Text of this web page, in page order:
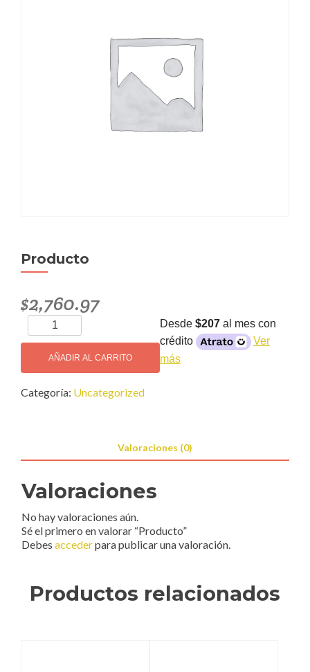
Producto
$2,760.97
Producto
cantidad
AÑADIR AL CARRITO
Desde $207 al mes con
crédito
Ver
más
Categoría: Uncategorized
Valoraciones (0)
Valoraciones
No hay valoraciones aún.
Sé el primero en valorar “Producto”
Debes accederpara publicar una valoración.
Productos relacionados